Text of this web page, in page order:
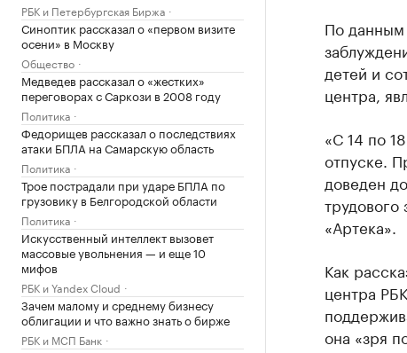
РБК и Петербургская Биржа
Синоптик рассказал о «первом визите
осени» в Москву
Общество
Медведев рассказал о «жестких»
переговорах с Саркози в 2008 году
Политика
Федорищев рассказал о последствиях
атаки БПЛА на Самарскую область
Политика
Трое пострадали при ударе БПЛА по
грузовику в Белгородской области
Политика
Искусственный интеллект вызовет
массовые увольнения — и еще 10
мифов
РБК и Yandex Cloud
Зачем малому и среднему бизнесу
облигации и что важно знать о бирже
РБК и МСП Банк
По данным
детей и
центра,
«С 14 по
отпуске.
доведен
«Артека».
Как
центра
она «зря